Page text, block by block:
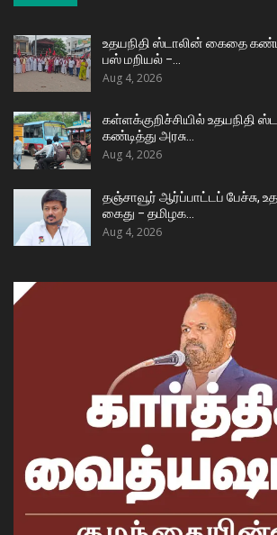
உதயநிதி ஸ்டாலின் கைதை
பஸ் மறியல் –…
Aug 4, 2026
கள்ளக்குறிச்சியில் உதயநிதி
கண்டித்து அரசு…
Aug 4, 2026
தஞ்சாவூர் ஆர்ப்பாட்டப் பேச்சு,
கைது – தமிழக…
Aug 4, 2026